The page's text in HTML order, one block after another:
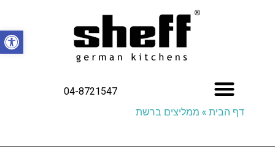
04-8721547
דף הבית » ממליצים ברשת
פתח